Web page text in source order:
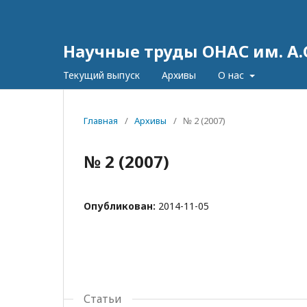
Научные труды ОНАС им.
Текущий выпуск Архивы О нас
Главная / Архивы / № 2 (2007)
№ 2 (2007)
Опубликован: 2014-11-05
Статьи